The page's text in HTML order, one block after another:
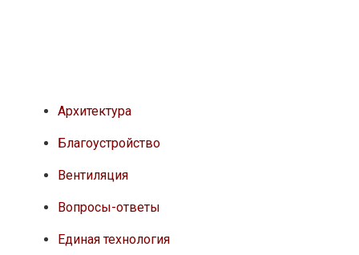
Архитектура
Благоустройство
Вентиляция
Вопросы-ответы
Единая технология